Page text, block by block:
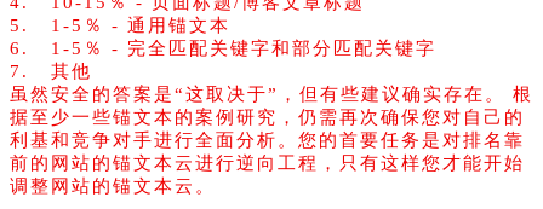
5. 1-5％ - 通用锚文本
6. 1-5％ - 完全匹配关键字和部分匹配关键字
7. 其他
虽然安全的答案是“这取决于”，但有些建议确实存在。 根
据至少一些锚文本的案例研究，仍需再次确保您对自己的
利基和竞争对手进行全面分析。您的首要任务是对排名靠
前的网站的锚文本云进行逆向工程，只有这样您才能开始
调整网站的锚文本云。